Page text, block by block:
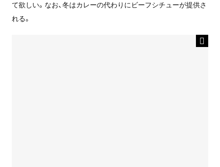
て欲しい。なお、冬はカレーの代わりにビーフシチューが提供さ
れる。